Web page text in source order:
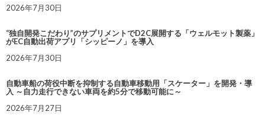
2026年7月30日
“独自開発こだわり”のサプリメントでD2C展開する「ウェルモット製薬」
がEC自動出荷アプリ「シッピーノ」を導入
2026年7月30日
自動車船の荷役中断を抑制する自動車移動用「スケーター」を開発・導
入 ～自力走行できない車両を約5分で移動可能に～
2026年7月27日